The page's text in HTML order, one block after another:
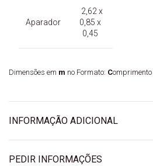
Aparador
2,62 x
0,85 x
0,45
Dimensões em m no Formato: Comprimento
INFORMAÇÃO ADICIONAL
PEDIR INFORMAÇÕES